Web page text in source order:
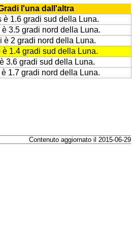
l'una dall'altra
è 1.6 gradi sud della Luna.
è 3.5 gradi nord della Luna.
è 2 gradi nord della Luna.
è 1.4 gradi sud della Luna.
3.6 gradi sud della Luna.
1.7 gradi nord della Luna.
Contenuto aggiornato il 2015-06-29